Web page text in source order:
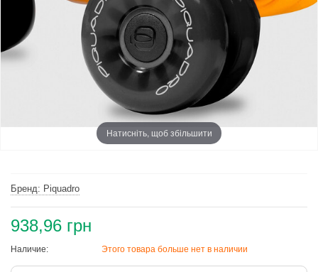
Натисніть, щоб збільшити
Бренд: Piquadro
938,96 грн
Наличие: Этого товара больше нет в наличии